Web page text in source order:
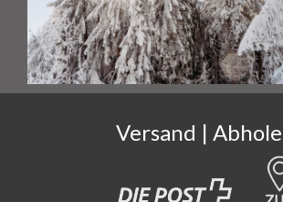
Versand |